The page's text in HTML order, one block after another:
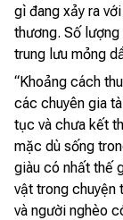
gì đang xảy ra
thương. Số
trung lưu mỏng
“Khoảng cách
các chuyên gia
tục và chưa kết
mặc dù sống
giàu có nhất thế
vật trong chuyện
và người nghèo